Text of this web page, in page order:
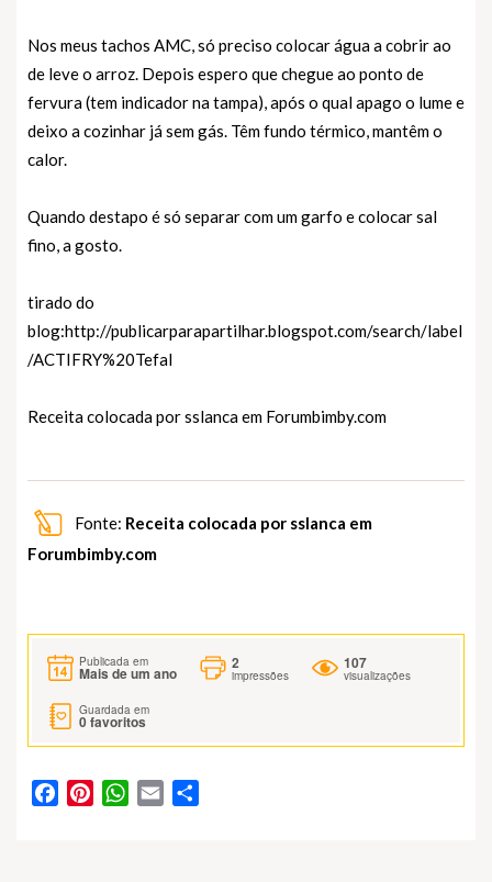
Nos meus tachos AMC, só preciso colocar água a cobrir ao
de leve o arroz. Depois espero que chegue ao ponto de
fervura (tem indicador na tampa), após o qual apago o lume e
deixo a cozinhar já sem gás. Têm fundo térmico, mantêm o
calor.
Quando destapo é só separar com um garfo e colocar sal
fino, a gosto.
tirado do
blog:http://publicarparapartilhar.blogspot.com/search/label
/ACTIFRY%20Tefal
Receita colocada por sslanca em Forumbimby.com
Fonte: Receita colocada por sslanca em
Forumbimby.com
Publicada em
Mais de um ano
2
impressões
107
visualizações
Guardada em
0favoritos
FacebookPinterestWhatsApp
Email